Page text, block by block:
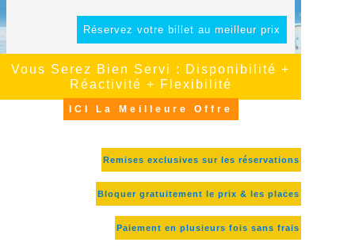
Réservez votre billet au meilleur prix
Vous Serez Bien Servi : Disponibilité +
Réactivité + Flexibilité
ICI La Meilleure Offre
Remises exclusives sur les réservations
Bloquer gratuitement le prix & les places
Paiement en plusieurs fois sans frais